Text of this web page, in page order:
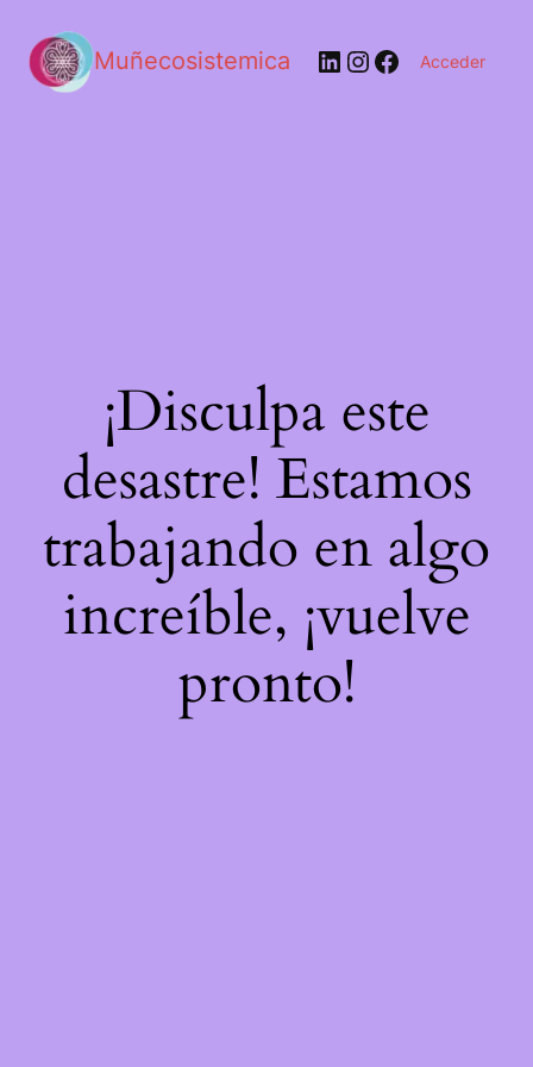
Muñecosistemica LinkedIn
Instagram
Facebook
Acceder
¡Disculpa este
desastre! Estamos
trabajando en algo
increíble, ¡vuelve
pronto!